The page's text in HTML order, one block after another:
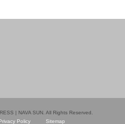
| NAVA SUN. All Rights Reserved.
Policy Sitemap